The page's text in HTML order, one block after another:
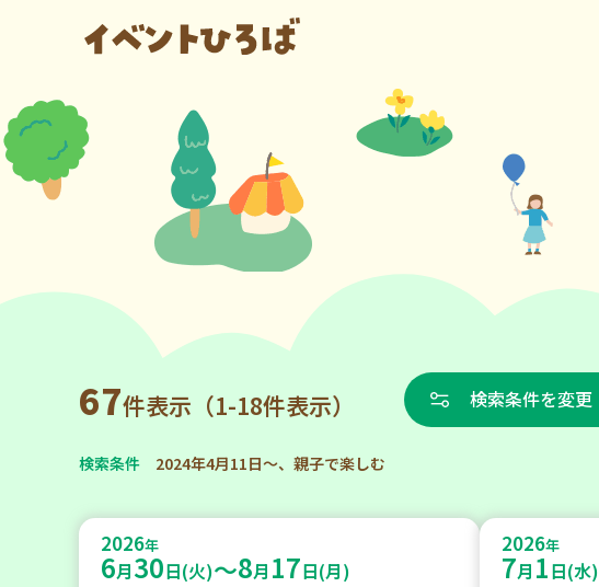
67件表示（1-18件表示） 検索条件を変更
検索条件 2024年4月11日～、親子で楽しむ
2026年
6月30日(火)～8月 17日(月)
2026年
7月 1日(水)